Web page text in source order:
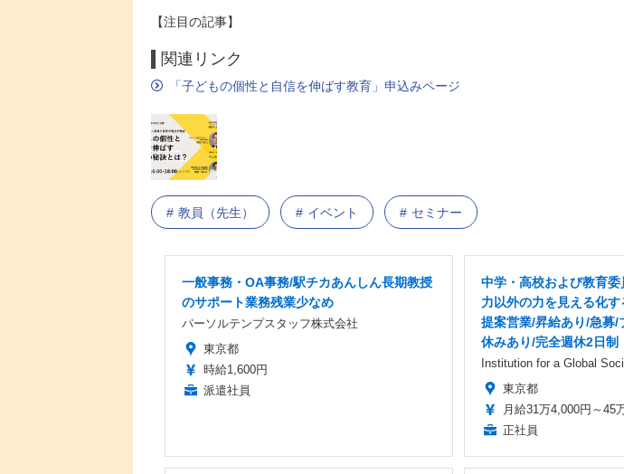
【注目の記事】
関連リンク
「子どもの個性と自信を伸ばす教育」申込みページ
教員（先生） イベント セミナー
一般事務・OA事務/駅チカあんしん長期教授
のサポート業務残業少なめ
パーソルテンプスタッフ株式会社
東京都
時給1,600円
派遣社員
中学・高校および教育
力以外の力を見える化
提案営業/昇給あり/急募/
休みあり/完全週休2日制
Institution for a Global
東京都
月給31万4,000円～45
正社員